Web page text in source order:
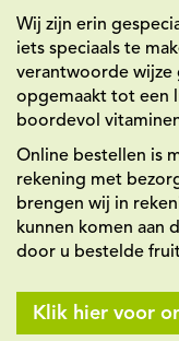
Wij zijn erin
iets speciaals te
verantwoorde wijze
opgemaakt tot een
boordevol
Online bestellen is
rekening met
brengen wij in
kunnen komen aan
door u bestelde
Klik hier voor